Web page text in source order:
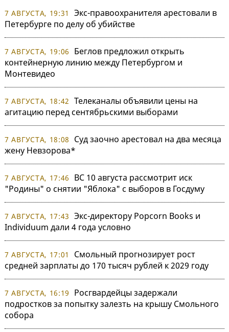
7 АВГУСТА, 19:31
Экс-правоохранителя арестовали в
Петербурге по делу об убийстве
7 АВГУСТА, 19:06
Беглов предложил открыть
контейнерную линию между Петербургом и
Монтевидео
7 АВГУСТА, 18:42 Телеканалы объявили цены на
агитацию перед сентябрьскими выборами
7 АВГУСТА, 18:08
Суд заочно арестовал на два месяца
жену Невзорова*
7 АВГУСТА, 17:46
ВС 10 августа рассмотрит иск
"Родины" о снятии "Яблока" с выборов в Госдуму
7 АВГУСТА, 17:43 Экс-директору Popcorn Books и
Individuum дали 4 года условно
7 АВГУСТА, 17:01
Смольный прогнозирует рост
средней зарплаты до 170 тысяч рублей к 2029 году
7 АВГУСТА, 16:19
Росгвардейцы задержали
подростков за попытку залезть на крышу Смольного
собора